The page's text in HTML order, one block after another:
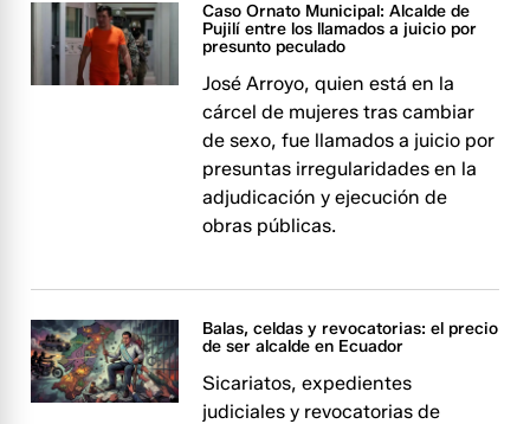
Caso Ornato Municipal: Alcalde de
Pujilí entre los llamados a juicio por
presunto peculado
José Arroyo, quien está en la
cárcel de mujeres tras cambiar
de sexo, fue llamados a juicio por
presuntas irregularidades en la
adjudicación y ejecución de
obras públicas.​​​​
Balas, celdas y revocatorias: el precio
de ser alcalde en Ecuador
Sicariatos, expedientes
judiciales y revocatorias de